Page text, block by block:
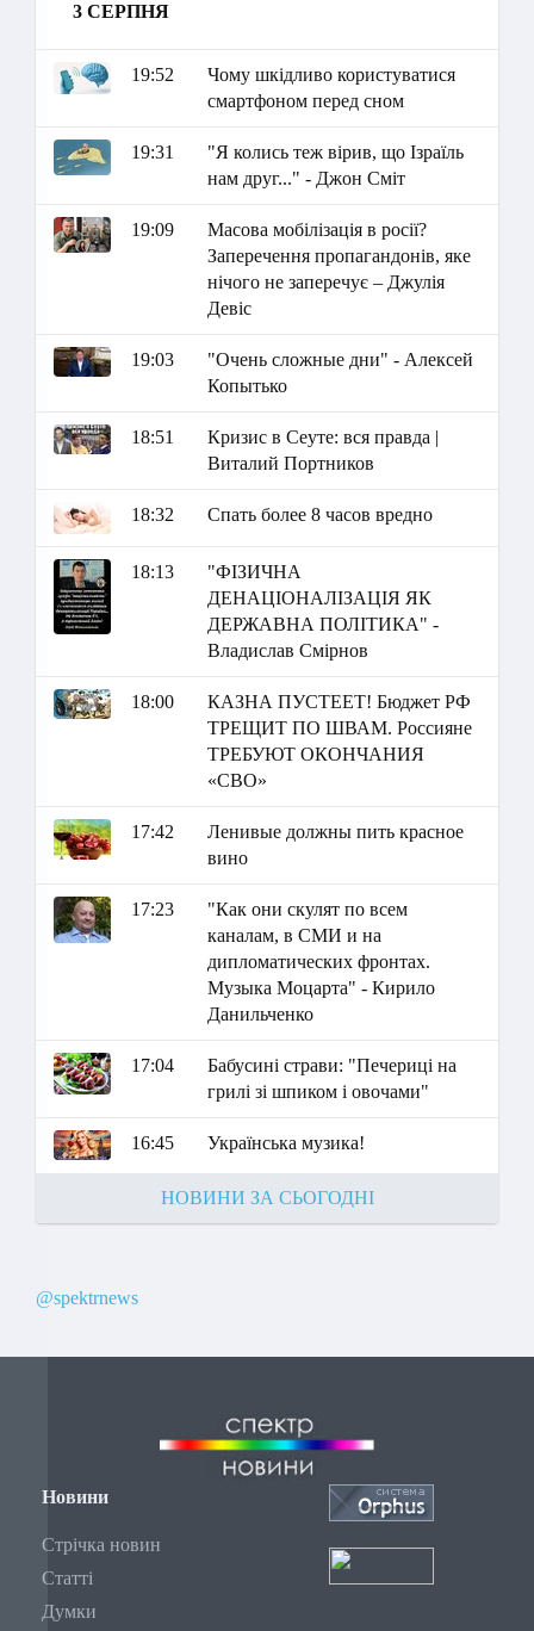
3 СЕРПНЯ
19:52
Чому шкідливо користуватися
смартфоном перед сном
19:31
"Я колись теж вірив, що Ізраїль
нам друг..." - Джон Сміт
19:09
Масова мобілізація в росії?
Заперечення пропагандонів, яке
нічого не заперечує – Джулія
Девіс
19:03
"Очень сложные дни" - Алексей
Копытько
18:51
Кризис в Сеуте: вся правда |
Виталий Портников
18:32 Спать более 8 часов вредно
18:13
"ФІЗИЧНА
ДЕНАЦІОНАЛІЗАЦІЯ ЯК
ДЕРЖАВНА ПОЛІТИКА" -
Владислав Смірнов
18:00
КАЗНА ПУСТЕЕТ! Бюджет РФ
ТРЕЩИТ ПО ШВАМ. Россияне
ТРЕБУЮТ ОКОНЧАНИЯ
«СВО»
17:42
Ленивые должны пить красное
вино
17:23
"Как они скулят по всем
каналам, в СМИ и на
дипломатических фронтах.
Музыка Моцарта" - Кирило
Данильченко
17:04
Бабусині страви: "Печериці на
грилі зі шпиком і овочами"
16:45 Українська музика!
НОВИНИ ЗА СЬОГОДНІ
@spektrnews
Новини
Стрічка новин
Статті
Думки